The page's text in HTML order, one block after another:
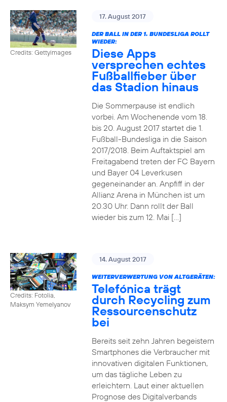
Credits: Gettyimages
17. August 2017
DER BALL IN DER 1. BUNDESLIGA ROLLT
WIEDER:
Diese Apps
versprechen echtes
Fußballfieber über
das Stadion hinaus
Die Sommerpause ist endlich
vorbei. Am Wochenende vom 18.
bis 20. August 2017 startet die 1.
Fußball-Bundesliga in die Saison
2017/2018. Beim Auftaktspiel am
Freitagabend treten der FC Bayern
und Bayer 04 Leverkusen
gegeneinander an. Anpfiff in der
Allianz Arena in München ist um
20.30 Uhr. Dann rollt der Ball
wieder bis zum 12. Mai […]
Credits: Fotolia,
Maksym Yemelyanov
14. August 2017
WEITERVERWERTUNG VON ALTGERÄTEN:
Telefónica trägt
durch Recycling zum
Ressourcenschutz
bei
Bereits seit zehn Jahren begeistern
Smartphones die Verbraucher mit
innovativen digitalen Funktionen,
um das tägliche Leben zu
erleichtern. Laut einer aktuellen
Prognose des Digitalverbands